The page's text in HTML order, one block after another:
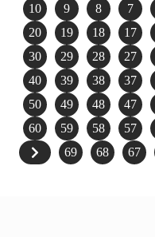
7
8
9
10
17
18
19
20
27
28
29
30
37
38
39
40
47
48
49
50
57
58
59
60
67
68
69